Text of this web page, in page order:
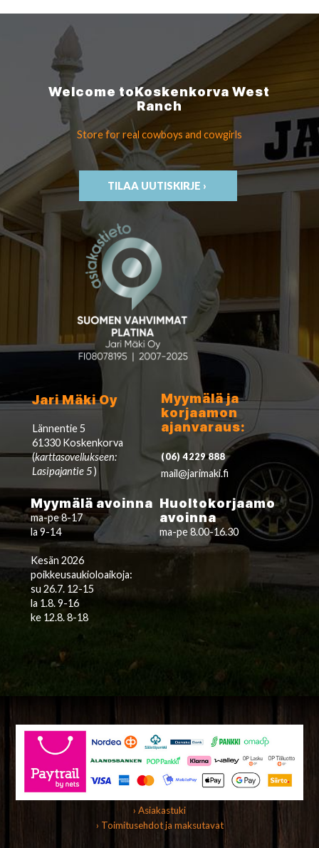
Welcome toKoskenkorvaWest
Ranch
Store for real cowboys and cowgirls
TILAA UUTISKIRJE ›
Jari Mäki Oy
Lännentie 5
61330 Koskenkorva
(karttasovellukseen:
Lasipajantie 5)
Myymälä ja
korjaamon
ajanvaraus:
(06) 4229 888
mail@jarimaki.fi
Myymälä avoinna
ma-pe 8-17
la 9-14
Kesän 2026
poikkeusaukioloaikoja:
su 26.7. 12-15
la 1.8. 9-16
ke 12.8. 8-18
Huoltokorjaamo
avoinna
ma-pe 8.00-16.30
› Asiakastuki
› Toimitusehdot ja maksutavat